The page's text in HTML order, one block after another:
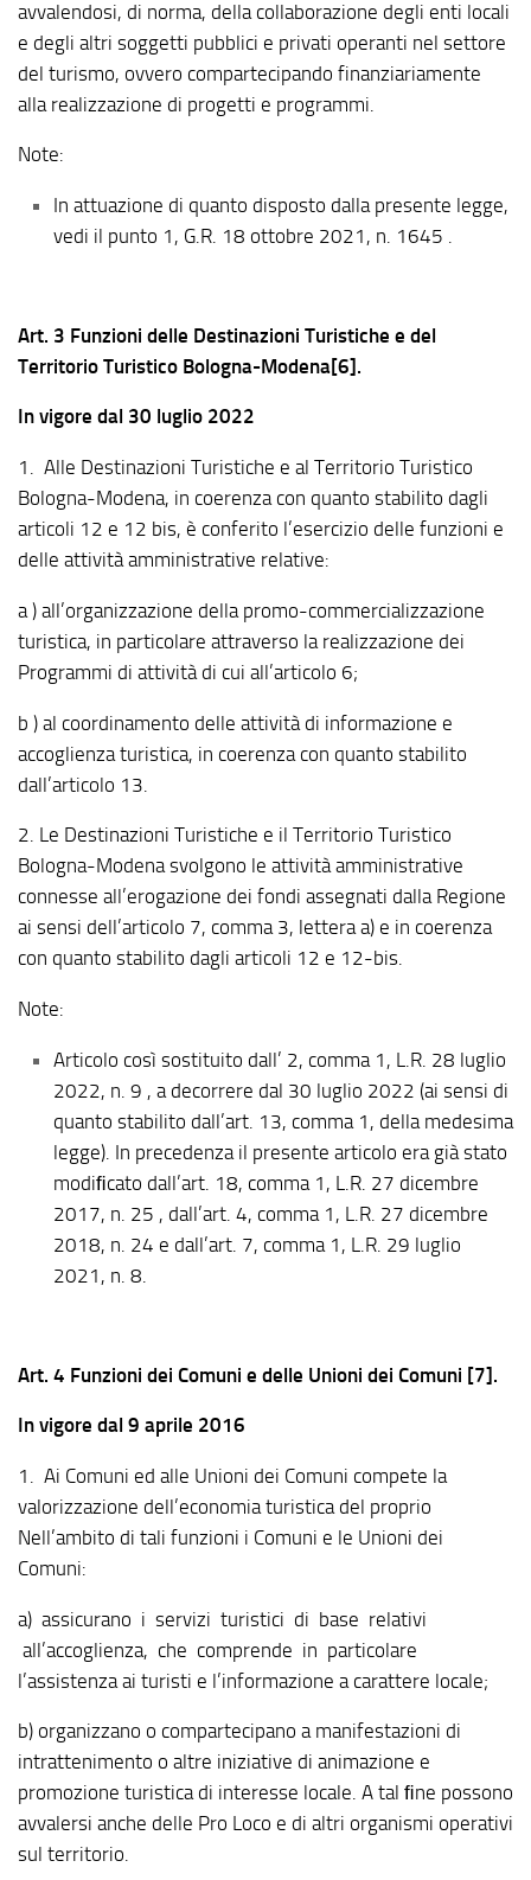
avvalendosi, di norma, della collaborazione degli enti locali
e degli altri soggetti pubblici e privati operanti nel settore
del turismo, ovvero compartecipando finanziariamente
alla realizzazione di progetti e programmi.
Note:
In attuazione di quanto disposto dalla presente legge,
vedi il punto 1, G.R. 18 ottobre 2021, n. 1645 .
Art. 3 Funzioni delle Destinazioni Turistiche e del
Territorio Turistico Bologna-Modena[6].
In vigore dal 30 luglio 2022
1. Alle Destinazioni Turistiche e al Territorio Turistico
Bologna-Modena, in coerenza con quanto stabilito dagli
articoli 12 e 12 bis, è conferito l’esercizio delle funzioni e
delle attività amministrative relative:
a ) all’organizzazione della promo-commercializzazione
turistica, in particolare attraverso la realizzazione dei
Programmi di attività di cui all’articolo 6;
b ) al coordinamento delle attività di informazione e
accoglienza turistica, in coerenza con quanto stabilito
dall’articolo 13.
2. Le Destinazioni Turistiche e il Territorio Turistico
Bologna-Modena svolgono le attività amministrative
connesse all’erogazione dei fondi assegnati dalla Regione
ai sensi dell’articolo 7, comma 3, lettera a) e in coerenza
con quanto stabilito dagli articoli 12 e 12-bis.
Note:
Articolo così sostituito dall’ 2, comma 1, L.R. 28 luglio
2022, n. 9 , a decorrere dal 30 luglio 2022 (ai sensi di
quanto stabilito dall’art. 13, comma 1, della medesima
legge). In precedenza il presente articolo era già stato
modiﬁcato dall’art. 18, comma 1, L.R. 27 dicembre
2017, n. 25 , dall’art. 4, comma 1, L.R. 27 dicembre
2018, n. 24 e dall’art. 7, comma 1, L.R. 29 luglio
2021, n. 8.
Art. 4 Funzioni dei Comuni e delle Unioni dei Comuni [7].
In vigore dal 9 aprile 2016
1. Ai Comuni ed alle Unioni dei Comuni compete la
valorizzazione dell’economia turistica del proprio
Nell’ambito di tali funzioni i Comuni e le Unioni dei
Comuni:
a) assicurano i servizi turistici di base relativi
all’accoglienza, che comprende in particolare
l’assistenza ai turisti e l’informazione a carattere locale;
b) organizzano o compartecipano a manifestazioni di
intrattenimento o altre iniziative di animazione e
promozione turistica di interesse locale. A tal ﬁne possono
avvalersi anche delle Pro Loco e di altri organismi operativi
sul territorio.